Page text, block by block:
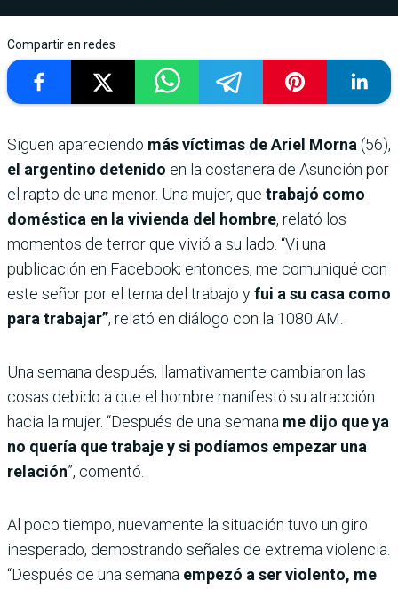
Compartir en redes
Siguen apareciendo más víctimas de Ariel Morna (56),
el argentino detenido en la costanera de Asunción por
el rapto de una menor. Una mujer, que trabajó como
doméstica en la vivienda del hombre, relató los
momentos de terror que vivió a su lado. “Vi una
publicación en Facebook; entonces, me comuniqué con
este señor por el tema del trabajo yfui a su casa como
para trabajar”, relató en diálogo con la 1080 AM.
Una semana después, llamativamente cambiaron las
cosas debido a que el hombre manifestó su atracción
hacia la mujer. “Después de una semana me dijo que ya
no quería que trabaje y si podíamos empezar una
relación”, comentó.
Al poco tiempo, nuevamente la situación tuvo un giro
inesperado, demostrando señales de extrema violencia.
“Después de una semana empezó a ser violento, me